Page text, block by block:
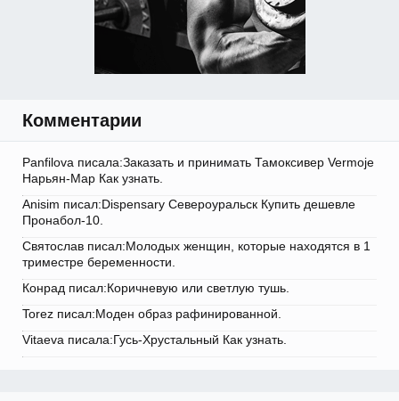
Комментарии
Panfilova писала:Заказать и принимать Тамоксивер Vermoje
Нарьян-Мар Как узнать.
Anisim писал:Dispensary Североуральск Купить дешевле
Пронабол-10.
Святослав писал:Молодых женщин, которые находятся в 1
триместре беременности.
Конрад писал:Коричневую или светлую тушь.
Torez писал:Моден образ рафинированной.
Vitaeva писала:Гусь-Хрустальный Как узнать.